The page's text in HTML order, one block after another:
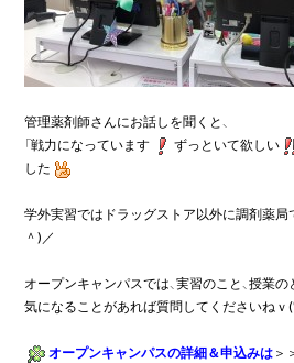
管理薬剤師さんにお話しを聞くと、
「戦力になっています
ずっといて欲しい
した
学外実習ではドラッグストア以外に調剤薬
＾)／
オープンキャンパスでは、実習のこと、授業の
気になることがあれば質問してくださいねｖ
オープンキャンパスの詳細＆申込みは＞